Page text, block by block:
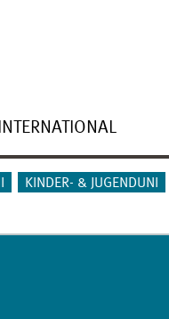
INTERNATIONAL
KINDER- & JUGENDUNI